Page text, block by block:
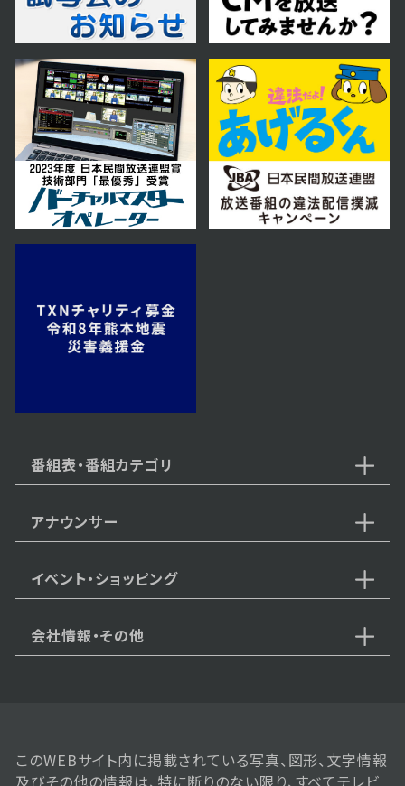
番組表・番組カテゴリ
アナウンサー
イベント・ショッピング
会社情報・その他
このWEBサイト内に掲載されている写真、図形、文字情報